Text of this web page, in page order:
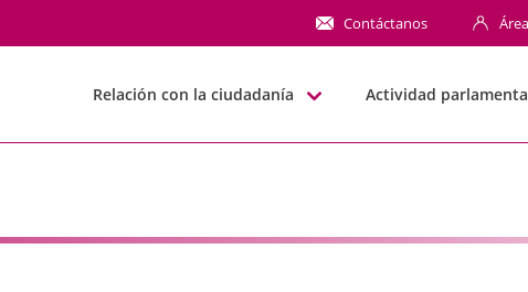
Contáctanos
Relación con la ciudadanía Actividad